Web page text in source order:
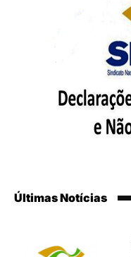
Últimas Notícias